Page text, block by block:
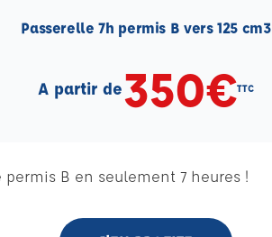
Passerelle 7h permis B vers 125 cm3
A partir de350€TTC
B en seulement 7 heures !